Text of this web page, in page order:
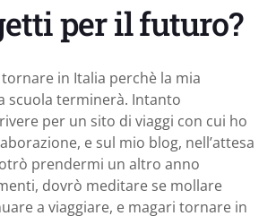
per il futuro?
in Italia perchè la mia
scuola terminerà. Intanto
per un sito di viaggi con cui ho
e sul mio blog, nell’attesa
prendermi un altro anno
dovrò meditare se mollare
a viaggiare, e magari tornare in